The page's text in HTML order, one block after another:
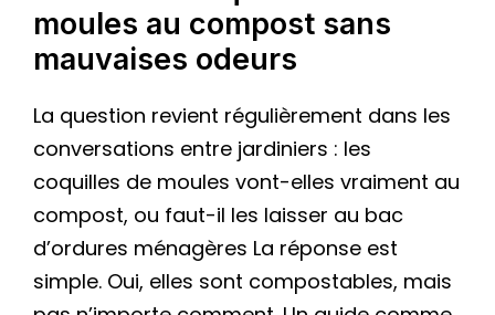
moules au compost sans
mauvaises odeurs
La question revient régulièrement dans les
conversations entre jardiniers : les
coquilles de moules vont-elles vraiment au
compost, ou faut-il les laisser au bac
d’ordures ménagères La réponse est
simple. Oui, elles sont compostables, mais